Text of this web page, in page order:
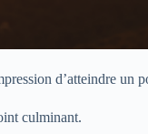
d’atteindre un
culminant.